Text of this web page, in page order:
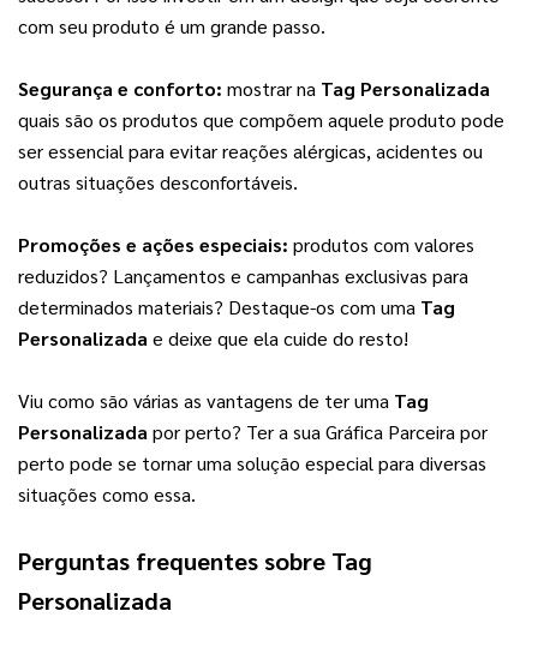
com seu produto é um grande passo.
Segurança e conforto: mostrar na Tag Personalizada
quais são os produtos que compõem aquele produto pode
ser essencial para evitar reações alérgicas, acidentes ou
outras situações desconfortáveis.
Promoções e ações especiais: produtos com valores
reduzidos? Lançamentos e campanhas exclusivas para
determinados materiais? Destaque-os com uma Tag
Personalizada e deixe que ela cuide do resto!
Viu como são várias as vantagens de ter uma Tag
Personalizada por perto? Ter a sua Gráfica Parceira por
perto pode se tornar uma solução especial para diversas
situações como essa.
Perguntas frequentes sobre Tag
Personalizada